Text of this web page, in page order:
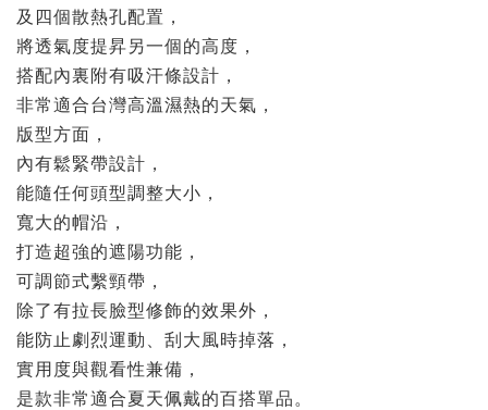
及四個散熱孔配置，
將透氣度提昇另一個的高度，
搭配內裏附有吸汗條設計，
非常適合台灣高溫濕熱的天氣，
版型方面，
內有鬆緊帶設計，
能隨任何頭型調整大小，
寬大的帽沿，
打造超強的遮陽功能，
可調節式繫頸帶，
除了有拉長臉型修飾的效果外，
能防止劇烈運動、刮大風時掉落，
實用度與觀看性兼備，
是款非常適合夏天佩戴的百搭單品。